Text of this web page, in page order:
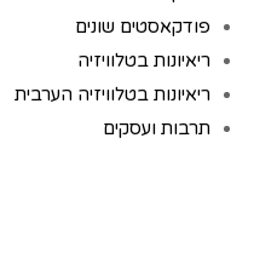
פודקאסטים שונים
ריאיונות בטלוויזיה
ריאיונות בטלוויזיה הערבית
תרבות ועסקים